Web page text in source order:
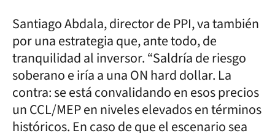
Santiago Abdala, director de PPI, va también
por una estrategia que, ante todo, de
tranquilidad al inversor. “Saldría de riesgo
soberano e iría a una ON hard dollar. La
contra: se está convalidando en esos precios
un CCL/MEP en niveles elevados en términos
históricos. En caso de que el escenario sea